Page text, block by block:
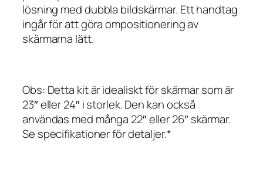
lösning med dubbla bildskärmar. Ett handtag
ingår för att göra ompositionering av
skärmarna lätt.
Obs: Detta kit är idealiskt för skärmar som är
23″ eller 24″ i storlek. Den kan också
användas med många 22″ eller 26″ skärmar.
Se specifikationer för detaljer.*